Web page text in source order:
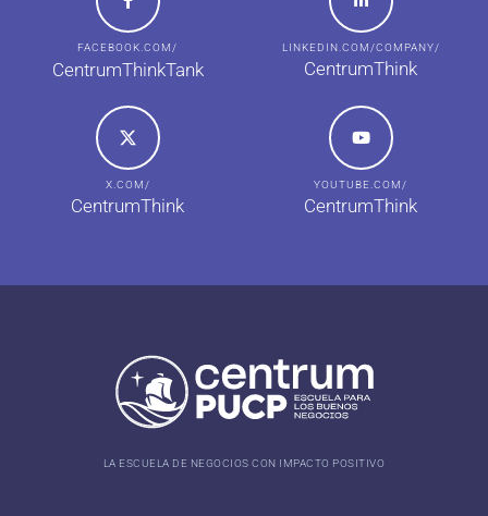
FACEBOOK.COM/
CentrumThinkTank
LINKEDIN.COM/COMPANY/
CentrumThink
X.COM/
CentrumThink
YOUTUBE.COM/
CentrumThink
LA ESCUELA DE NEGOCIOS CON IMPACTO POSITIVO